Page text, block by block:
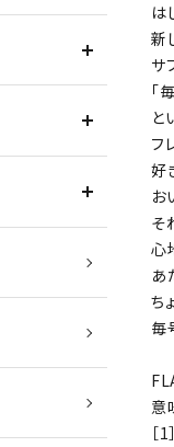
は
新
サ
「
と
フ
好
お
そ
心
あ
ち
毎
意
［